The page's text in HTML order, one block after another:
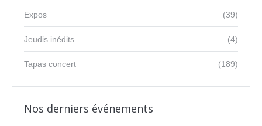
(39)
Expos
(4)
Jeudis inédits
(189)
Tapas concert
Nos derniers événements